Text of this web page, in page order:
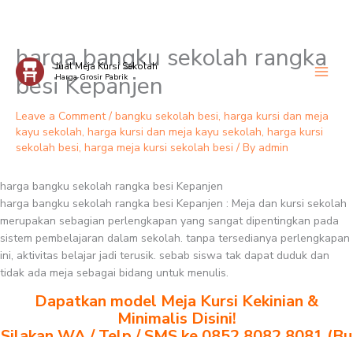
Skip
content
Jual Meja Kursi Sekolah
Harga Grosir Pabrik
harga bangku sekolah rangka
besi Kepanjen
Leave a Comment / bangku sekolah besi, harga kursi dan meja
kayu sekolah, harga kursi dan meja kayu sekolah, harga kursi
sekolah besi, harga meja kursi sekolah besi / By admin
harga bangku sekolah rangka besi Kepanjen
harga bangku sekolah rangka besi Kepanjen : Meja dan kursi sekolah
merupakan sebagian perlengkapan yang sangat dipentingkan pada
sistem pembelajaran dalam sekolah. tanpa tersedianya perlengkapan
ini, aktivitas belajar jadi terusik. sebab siswa tak dapat duduk dan
tidak ada meja sebagai bidang untuk menulis.
Dapatkan model Meja Kursi Kekinian &
Minimalis Disini!